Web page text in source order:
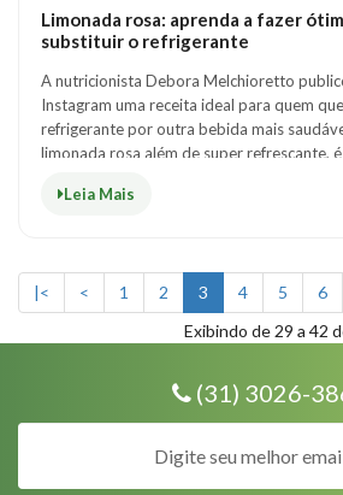
Limonada rosa: aprenda a fazer
substituir o refrigerante
A nutricionista Debora Melchioretto
Instagram uma receita ideal para quem
refrigerante por outra bebida mais
limonada rosa além de super refrescante,
Leia Mais
|< < 1 2 3 4 5 6
Exibindo de 29 a 42
(31) 3026-